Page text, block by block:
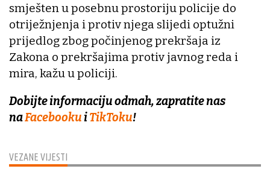
VEZANE VIJESTI
smješten u posebnu prostoriju policije do
otriježnjenja i protiv njega slijedi optužni
prijedlog zbog počinjenog prekršaja iz
Zakona o prekršajima protiv javnog reda i
mira, kažu u policiji.
Dobijte informaciju odmah, zapratite nas
naFacebookuiTikToku!